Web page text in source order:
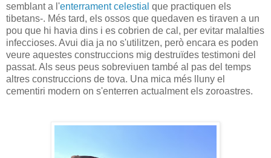
semblant a l'enterrament celestial que practiquen els
tibetans-. Més tard, els ossos que quedaven es tiraven a un
pou que hi havia dins i es cobrien de cal, per evitar malalties
infeccioses. Avui dia ja no s'utilitzen, però encara es poden
veure aquestes construccions mig destruïdes testimoni del
passat. Als seus peus sobreviuen també al pas del temps
altres construccions de tova. Una mica més lluny el
cementiri modern on s'enterren actualment els zoroastres.